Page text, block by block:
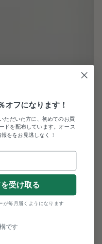
オフになります！
ただいた方に、初めてのお買
ドを配布しています。オース
ををお見逃しなく！
受け取る
が毎月届くようになります
です